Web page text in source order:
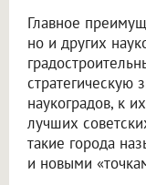
Главное
но и других
стратегическую
наукоградов, к
лучших
такие города
и новыми